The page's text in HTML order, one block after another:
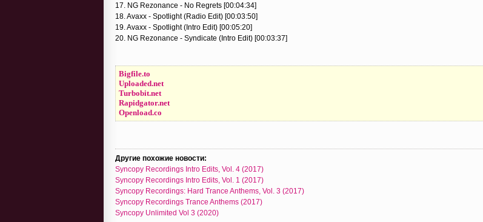
17. NG Rezonance - No Regrets [00:04:34]
18. Avaxx - Spotlight (Radio Edit) [00:03:50]
19. Avaxx - Spotlight (Intro Edit) [00:05:20]
20. NG Rezonance - Syndicate (Intro Edit) [00:03:37]
Bigfile.to
Uploaded.net
Turbobit.net
Rapidgator.net
Openload.co
Другие похожие новости:
Syncopy Recordings Intro Edits, Vol. 4 (2017)
Syncopy Recordings Intro Edits, Vol. 1 (2017)
Syncopy Recordings: Hard Trance Anthems, Vol. 3 (2017)
Syncopy Recordings Trance Anthems (2017)
Syncopy Unlimited Vol 3 (2020)